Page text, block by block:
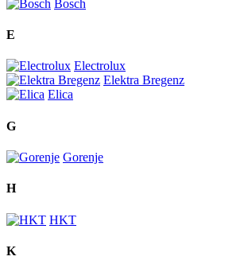
Bosch
E
Electrolux
Elektra Bregenz
Elica
G
Gorenje
H
HKT
K